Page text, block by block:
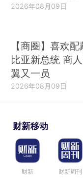
2026年08月09日
【商圈】喜欢
比亚新总统 商
翼又一员
2026年08月09日
财新移动
财新 财新周刊